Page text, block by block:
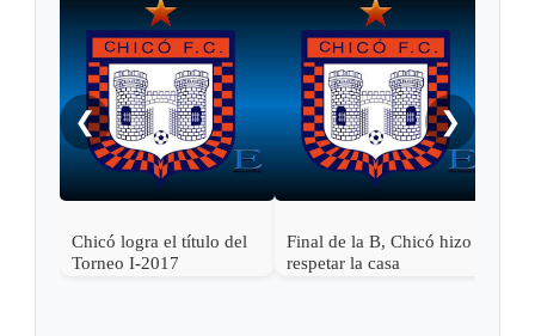
❮
Chicó logra el título del
Torneo I-2017
Final de la B, Chicó hizo
respetar la casa
❯